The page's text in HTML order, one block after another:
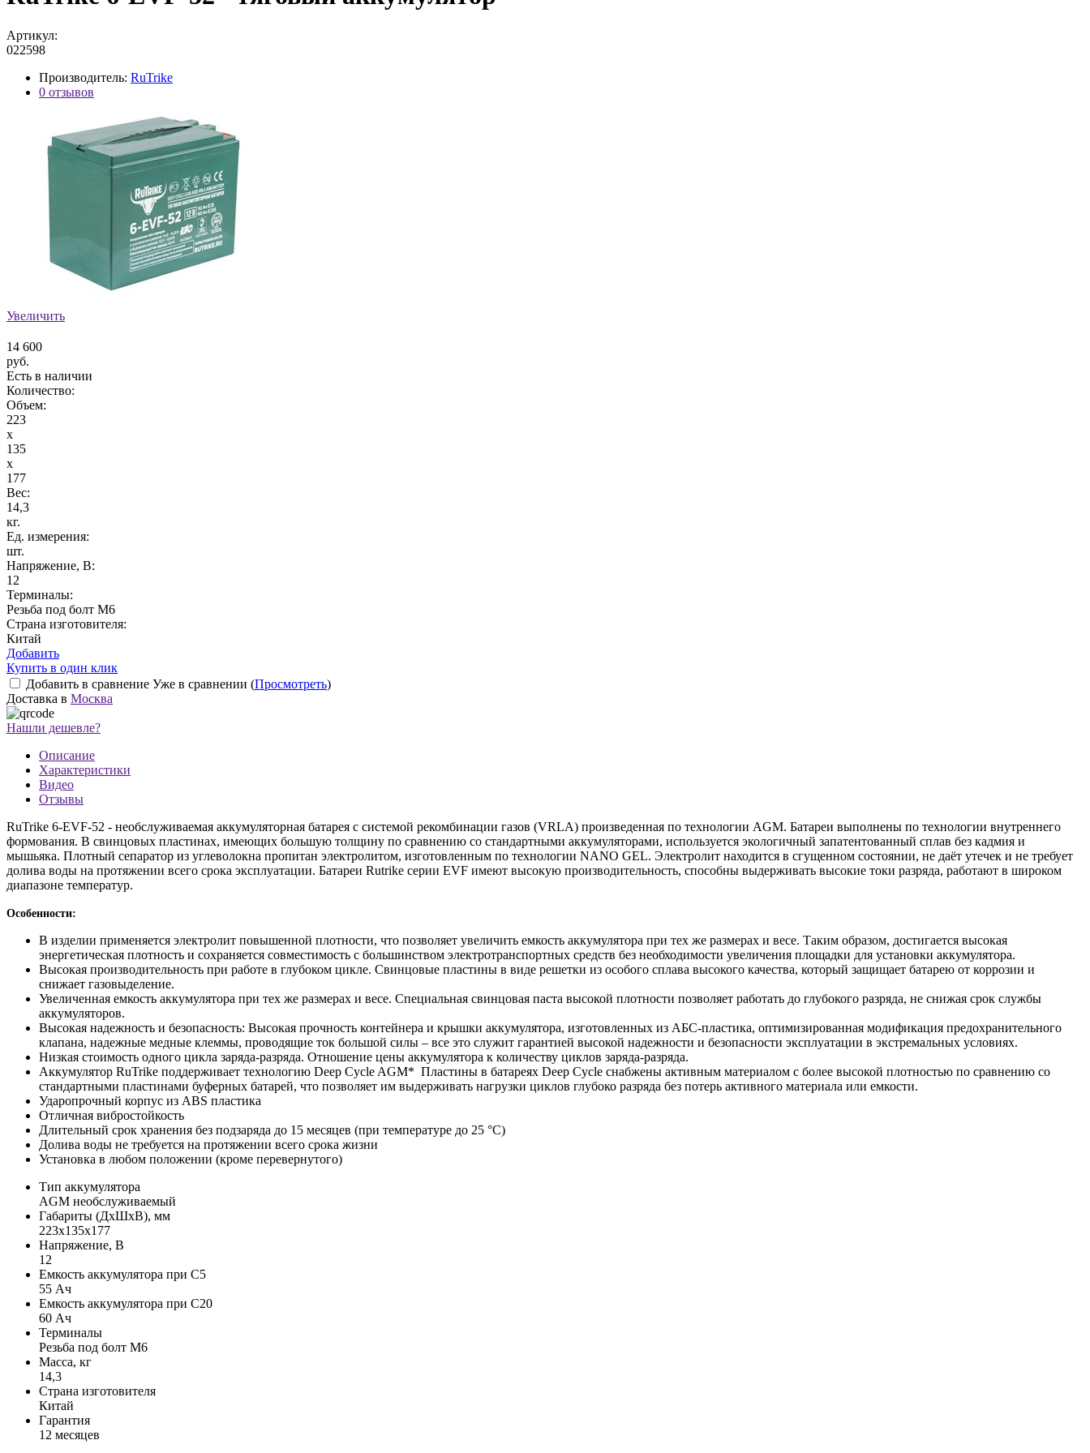
Артикул:
022598
Производитель: RuTrike
0 отзывов
Увеличить
14 600
руб.
Есть в наличии
Количество:
Объем:
223
x
135
x
177
Вес:
14,3
кг.
Ед. измерения:
шт.
Напряжение, В:
12
Терминалы:
Резьба под болт M6
Страна изготовителя:
Китай
Добавить
Купить в один клик
Добавить в сравнение Уже в сравнении (Просмотреть)
Доставка в Москва
Нашли дешевле?
Описание
Характеристики
Видео
Отзывы
RuTrike 6-EVF-52 - необслуживаемая аккумуляторная батарея с системой рекомбинации газов (VRLA) произведенная по технологии AGM. Батареи выполнены по технологии внутреннего
формования. В свинцовых пластинах, имеющих большую толщину по сравнению со стандартными аккумуляторами, используется экологичный запатентованный сплав без кадмия и
мышьяка. Плотный сепаратор из углеволокна пропитан электролитом, изготовленным по технологии NANO GEL. Электролит находится в сгущенном состоянии, не даёт утечек и не требует
долива воды на протяжении всего срока эксплуатации. Батареи Rutrike серии EVF имеют высокую производительность, способны выдерживать высокие токи разряда, работают в широком
диапазоне температур.
Особенности:
В изделии применяется электролит повышенной плотности, что позволяет увеличить емкость аккумулятора при тех же размерах и весе. Таким образом, достигается высокая
энергетическая плотность и сохраняется совместимость с большинством электротранспортных средств без необходимости увеличения площадки для установки аккумулятора.
Высокая производительность при работе в глубоком цикле. Свинцовые пластины в виде решетки из особого сплава высокого качества, который защищает батарею от коррозии и
снижает газовыделение.
Увеличенная емкость аккумулятора при тех же размерах и весе. Специальная свинцовая паста высокой плотности позволяет работать до глубокого разряда, не снижая срок службы
аккумуляторов.
Высокая надежность и безопасность: Высокая прочность контейнера и крышки аккумулятора, изготовленных из АБС-пластика, оптимизированная модификация предохранительного
клапана, надежные медные клеммы, проводящие ток большой силы – все это служит гарантией высокой надежности и безопасности эксплуатации в экстремальных условиях.
Низкая стоимость одного цикла заряда-разряда. Отношение цены аккумулятора к количеству циклов заряда-разряда.
Аккумулятор RuTrike поддерживает технологию Deep Cycle AGM* Пластины в батареях Deep Cycle снабжены активным материалом с более высокой плотностью по сравнению со
стандартными пластинами буферных батарей, что позволяет им выдерживать нагрузки циклов глубоко разряда без потерь активного материала или емкости.
Ударопрочный корпус из ABS пластика
Отличная вибростойкость
Длительный срок хранения без подзаряда до 15 месяцев (при температуре до 25 °С)
Долива воды не требуется на протяжении всего срока жизни
Установка в любом положении (кроме перевернутого)
Тип аккумулятора
AGM необслуживаемый
Габариты (ДхШхВ), мм
223х135х177
Напряжение, В
12
Емкость аккумулятора при С5
55 Ач
Емкость аккумулятора при C20
60 Ач
Терминалы
Резьба под болт M6
Масса, кг
14,3
Страна изготовителя
Китай
Гарантия
12 месяцев